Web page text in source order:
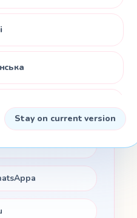
Stay on current version
družino